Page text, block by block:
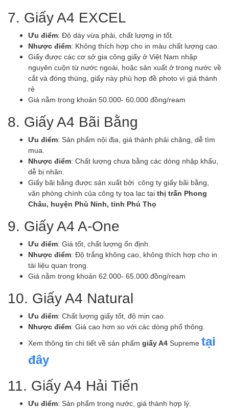
7. Giấy A4 EXCEL
Ưu điểm: Độ dày vừa phải, chất lượng in tốt.
Nhược điểm: Không thích hợp cho in màu chất lượng cao.
Giấy được các cơ sở gia công giấy ở Việt Nam nhập
nguyên cuộn từ nước ngoài, hoặc sản xuất ở trong nước về
cắt và đóng thùng, giấy này phù hợp đề photo vì giá thành
rẻ
Giá nằm trong khoản 50.000- 60.000 đồng/ream
8. Giấy A4 Bãi Bằng
Ưu điểm: Sản phẩm nội địa, giá thành phải chăng, dễ tìm
mua.
Nhược điểm: Chất lượng chưa bằng các dòng nhập khẩu,
dễ bị nhăn.
Giấy bãi bằng được sản xuất bởi công ty giấy bãi bằng,
văn phòng chính của công ty tọa lạc tại thị trấn Phong
Châu, huyện Phù Ninh, tỉnh Phú Thọ
9. Giấy A4 A-One
Ưu điểm: Giá tốt, chất lượng ổn định.
Nhược điểm: Độ trắng không cao, không thích hợp cho in
tài liệu quan trọng.
Giá nằm trong khoản 62.000- 65.000 đồng/ream
10. Giấy A4 Natural
Ưu điểm: Chất lượng giấy tốt, độ mịn cao.
Nhược điểm: Giá cao hơn so với các dòng phổ thông.
Xem thông tin chi tiết về sản phẩm giấy A4 Supreme tại
đây
11. Giấy A4 Hải Tiến
Ưu điểm: Sản phẩm trong nước, giá thành hợp lý.